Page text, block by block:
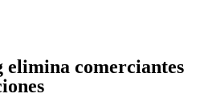
elimina comerciantes